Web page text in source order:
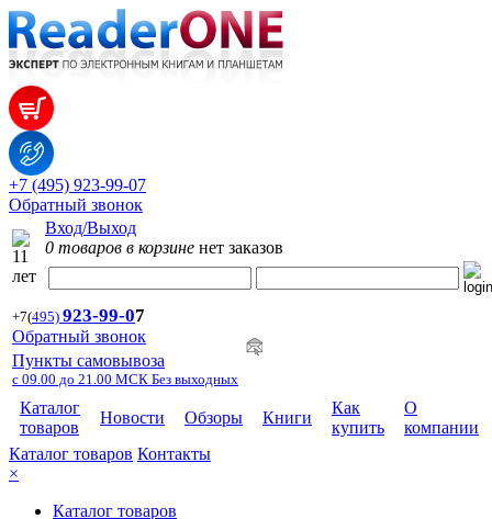
+7 (495) 923-99-07
Обратный звонок
Вход/Выход
0 товаров в корзине нет заказов
+7(495) 923-99-07
Обратный звонок
Пункты самовывоза
с 09.00 до 21.00 МСК Без выходных
Каталог
товаров
Новости Обзоры Книги
Как
купить
О
компании
Каталог товаров Контакты
×
Каталог товаров